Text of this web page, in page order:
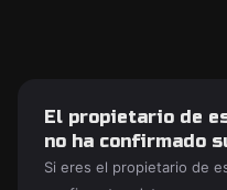
El propietario de
no ha confirmado
Si eres el propietario de